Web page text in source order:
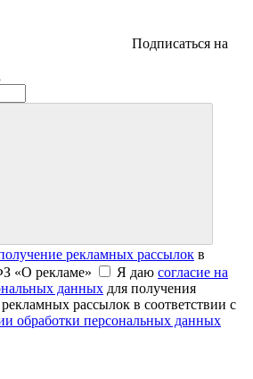
Подписаться на
рекламных рассылок в
«О рекламе»
Я даю согласие на
данных для получения
рассылок в соответствии с
обработки персональных данных